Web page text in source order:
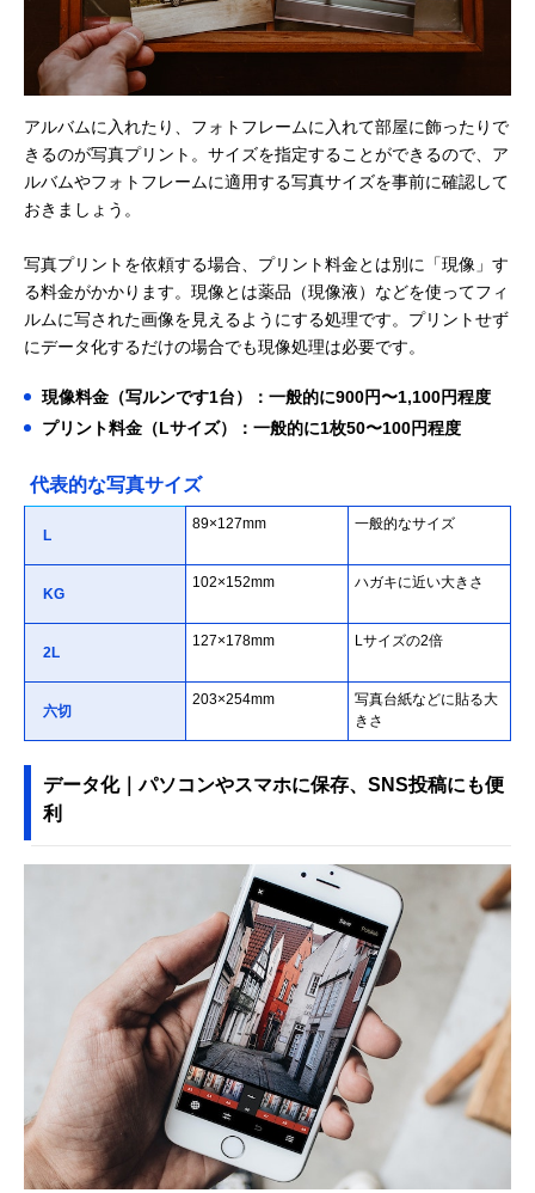
アルバムに入れたり、フォトフレームに入れて部屋に飾ったりで
きるのが写真プリント。サイズを指定することができるので、ア
ルバムやフォトフレームに適用する写真サイズを事前に確認して
おきましょう。
写真プリントを依頼する場合、プリント料金とは別に「現像」す
る料金がかかります。現像とは薬品（現像液）などを使ってフィ
ルムに写された画像を見えるようにする処理です。プリントせず
にデータ化するだけの場合でも現像処理は必要です。
現像料金（写ルンです1台）：一般的に900円〜1,100円程度
プリント料金（Lサイズ）：一般的に1枚50〜100円程度
代表的な写真サイズ
L
89×127mm 一般的なサイズ
KG
102×152mm ハガキに近い大きさ
2L
127×178mm Lサイズの2倍
六切
203×254mm
写真台紙などに貼る大
きさ
データ化｜パソコンやスマホに保存、SNS投稿にも便
利